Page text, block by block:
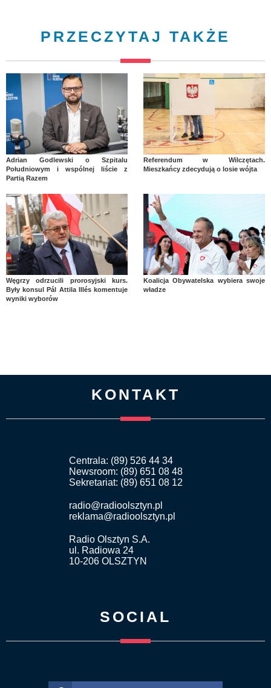
PRZECZYTAJ TAKŻE
Adrian Godlewski o Szpitalu
Południowym i wspólnej liście z
Partią Razem
Referendum w Wilczętach.
Mieszkańcy zdecydują o losie wójta
Węgrzy odrzucili prorosyjski kurs.
Były konsul Pál Attila Illés komentuje
wyniki wyborów
Koalicja Obywatelska wybiera swoje
władze
KONTAKT
Centrala: (89) 526 44 34
Newsroom: (89) 651 08 48
Sekretariat: (89) 651 08 12
radio@radioolsztyn.pl
reklama@radioolsztyn.pl
Radio Olsztyn S.A.
ul. Radiowa 24
10-206 OLSZTYN
SOCIAL